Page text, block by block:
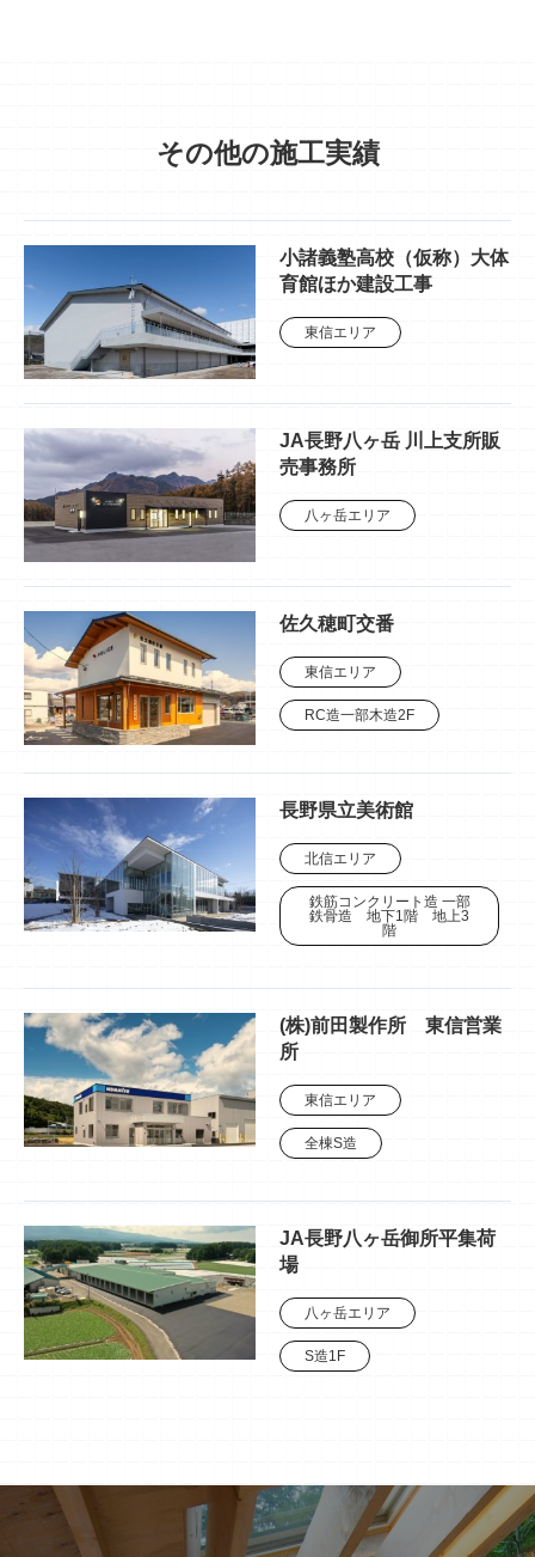
その他の施工実績
小諸義塾高校（仮称）大体
育館ほか建設工事
東信エリア
JA長野八ヶ岳 川上支所販
売事務所
八ヶ岳エリア
佐久穂町交番
東信エリア
RC造一部木造2F
長野県立美術館
北信エリア
鉄筋コンクリート造 一部
鉄骨造 地下1階 地上3
階
(株)前田製作所 東信営業
所
東信エリア
全棟S造
JA長野八ヶ岳御所平集荷
場
八ヶ岳エリア
S造1F